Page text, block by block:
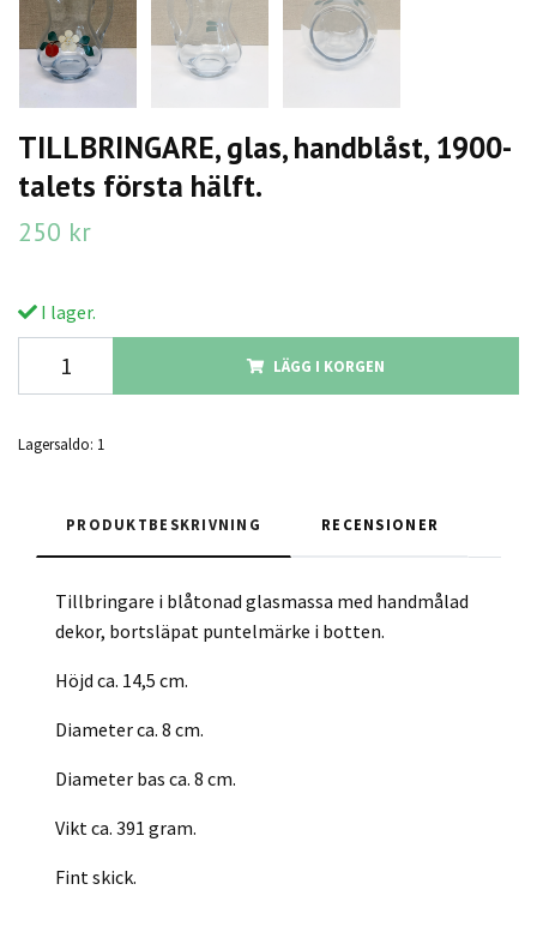
TILLBRINGARE, glas, handblåst, 1900-
talets första hälft.
250 kr
I lager.
LÄGG I KORGEN
Lagersaldo: 1
PRODUKTBESKRIVNING RECENSIONER
Tillbringare i blåtonad glasmassa med handmålad
dekor, bortsläpat puntelmärke i botten.
Höjd ca. 14,5 cm.
Diameter ca. 8 cm.
Diameter bas ca. 8 cm.
Vikt ca. 391 gram.
Fint skick.